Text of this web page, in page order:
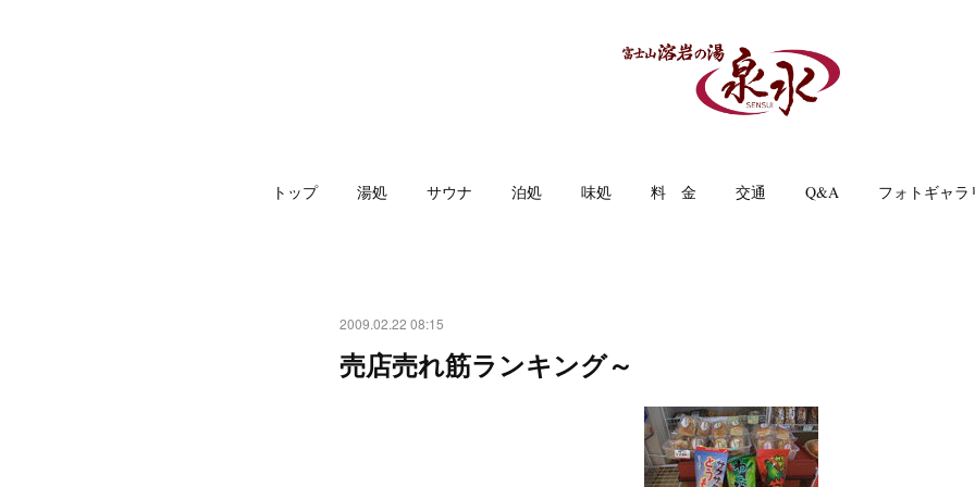
トップ 湯処 サウナ 泊処 味処 料 金 交通 Q&A フォトギャラ
2009.02.22 08:15
売店売れ筋ランキング～